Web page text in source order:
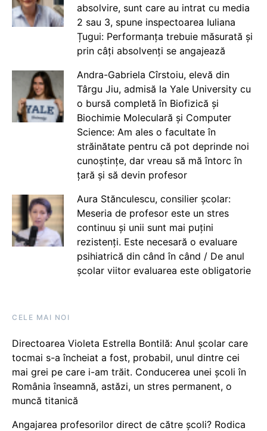
absolvire, sunt care au intrat cu media
2 sau 3, spune inspectoarea Iuliana
Țugui: Performanța trebuie măsurată și
prin câți absolvenți se angajează
Andra-Gabriela Cîrstoiu, elevă din
Târgu Jiu, admisă la Yale University cu
o bursă completă în Biofizică și
Biochimie Moleculară și Computer
Science: Am ales o facultate în
străinătate pentru că pot deprinde noi
cunoștințe, dar vreau să mă întorc în
țară și să devin profesor
Aura Stănculescu, consilier școlar:
Meseria de profesor este un stres
continuu și unii sunt mai puțini
rezistenți. Este necesară o evaluare
psihiatrică din când în când / De anul
școlar viitor evaluarea este obligatorie
CELE MAI NOI
Directoarea Violeta Estrella Bontilă: Anul școlar care
tocmai s-a încheiat a fost, probabil, unul dintre cei
mai grei pe care i-am trăit. Conducerea unei școli în
România înseamnă, astăzi, un stres permanent, o
muncă titanică
Angajarea profesorilor direct de către școli? Rodica